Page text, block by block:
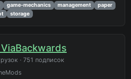
game-mechanics management
paper
storage
· 751 подписок